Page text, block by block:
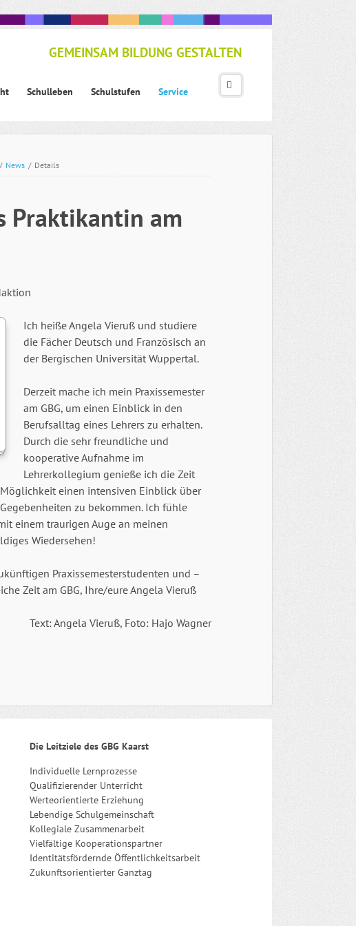
Schulleben Schulstufen Service
GEMEINSAM BILDUNG GESTALTEN
/ News / Details
Praktikantin am
Ich heiße Angela Vieruß und studiere
die Fächer Deutsch und Französisch an
der Bergischen Universität Wuppertal.
Derzeit mache ich mein Praxissemester
am GBG, um einen Einblick in den
Berufsalltag eines Lehrers zu erhalten.
Durch die sehr freundliche und
kooperative Aufnahme im
Lehrerkollegium genieße ich die Zeit
einen intensiven Einblick über
zu bekommen. Ich fühle
einem traurigen Auge an meinen
Wiedersehen!
Praxissemesterstudenten und –
Zeit am GBG, Ihre/eure Angela Vieruß
Text: Angela Vieruß, Foto: Hajo Wagner
Die Leitziele des GBG Kaarst
Individuelle Lernprozesse
Qualifizierender Unterricht
Werteorientierte Erziehung
Lebendige Schulgemeinschaft
Kollegiale Zusammenarbeit
Vielfältige Kooperationspartner
Identitätsfördernde Öffentlichkeitsarbeit
Zukunftsorientierter Ganztag